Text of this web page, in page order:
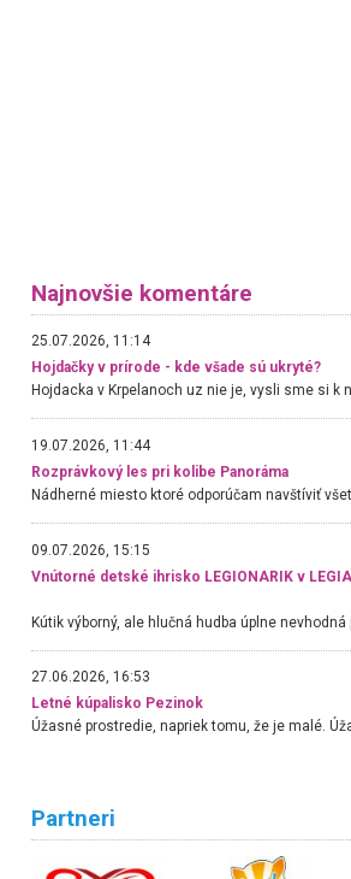
Najnovšie komentáre
25.07.2026, 11:14
Hojdačky v prírode - kde všade sú ukryté?
19.07.2026, 11:44
Rozprávkový les pri kolibe Panoráma
09.07.2026, 15:15
Vnútorné detské ihrisko LEGIONARIK v
27.06.2026, 16:53
Letné kúpalisko Pezinok
Partneri